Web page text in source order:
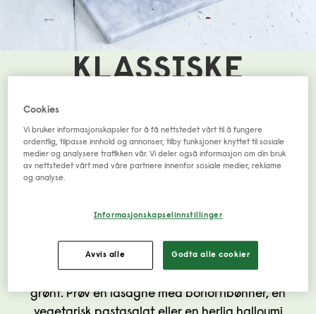
KLASSISKE
RETTER – MEN
VEGETARISK
Iblant er det lett å stå fast i gamle vaner og retter
– og ofte er de favoritter på middagsbordet. Vi har
oversatt noen klassiske kjøttretter til vegetariske
grønt. Prøv en lasagne med borlottibønner, en
Cookies
Vi bruker informasjonskapsler for å få nettstedet vårt til å fungere
ordentlig, tilpasse innhold og annonser, tilby funksjoner knyttet til sosiale
medier og analysere trafikken vår. Vi deler også informasjon om din bruk
av nettstedet vårt med våre partnere innenfor sosiale medier, reklame
og analyse.
Informasjonskapselinnstillinger
Avvis alle Godta alle cookier